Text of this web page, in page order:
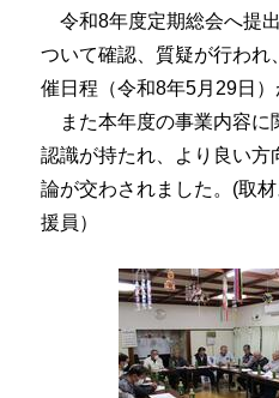
令和8年度定期総会へ提
ついて確認、質疑が行われ
催日程（令和8年5月29日）
また本年度の事業内容に
認識が持たれ、より良い方
論が交わされました。(取
援員）